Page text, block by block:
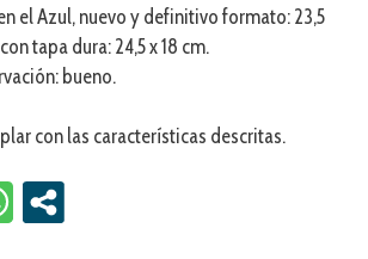
el Azul, nuevo y definitivo formato: 23,5
tapa dura: 24,5 x 18 cm.
bueno.
con las características descritas.